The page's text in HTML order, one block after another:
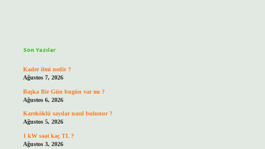
Son Yazılar
Kader ilmi nedir ?
Ağustos 7, 2026
Başka Bir Gün bugün var mı ?
Ağustos 6, 2026
Kareköklü sayılar nasıl bulunur ?
Ağustos 5, 2026
1 kW saat kaç TL ?
Ağustos 3, 2026